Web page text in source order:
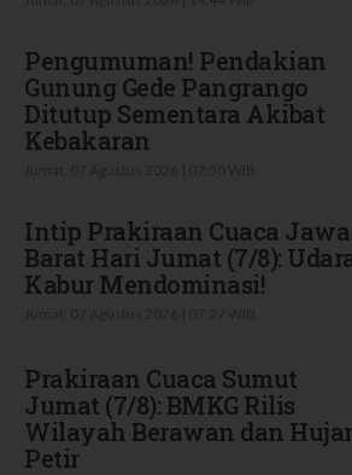
Pengumuman! Pendakian
Gunung Gede Pangrango
Ditutup Sementara Akibat
Kebakaran
Intip Prakiraan Cuaca Jawa
Barat Hari Jumat (7/8):
Kabur Mendominasi!
Prakiraan Cuaca Sumut
Jumat (7/8): BMKG Rilis
Wilayah Berawan dan
Petir